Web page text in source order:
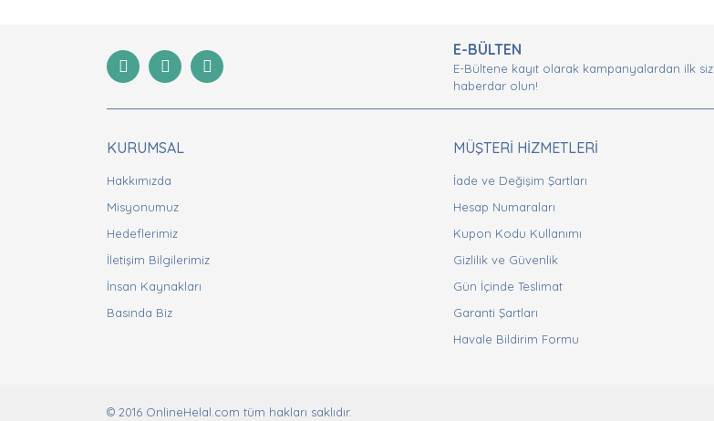
Ürün açıklamasında eksik bilgiler bulunuyor.
Bu ürüne benzer farklı alternatifler olmalı.
E-BÜLTEN
E-Bültene kayıt olarak kampanyalardan ilk siz
haberdar olun!
KURUMSAL
Hakkımızda
Misyonumuz
Hedeflerimiz
İletişim Bilgilerimiz
İnsan Kaynakları
Basında Biz
MÜŞTERİ HİZMETLERİ
İade ve Değişim Şartları
Hesap Numaraları
Kupon Kodu Kullanımı
Gizlilik ve Güvenlik
Gün İçinde Teslimat
Garanti Şartları
Havale Bildirim Formu
© 2016 OnlineHelal.com tüm hakları saklıdır.